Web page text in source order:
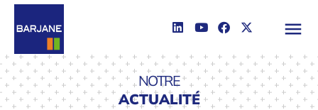
NOTRE
ACTUALITÉ